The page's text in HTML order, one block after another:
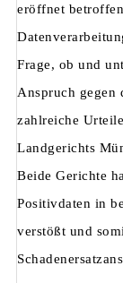
eröffnet
Frage, ob und
Anspruch gegen
zahlreiche
Landgerichts
Beide Gerichte
Positivdaten in
verstößt und